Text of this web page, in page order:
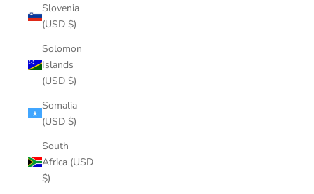
Slovenia
(USD $)
Solomon
Islands
(USD $)
Somalia
(USD $)
South
Africa (USD
$)